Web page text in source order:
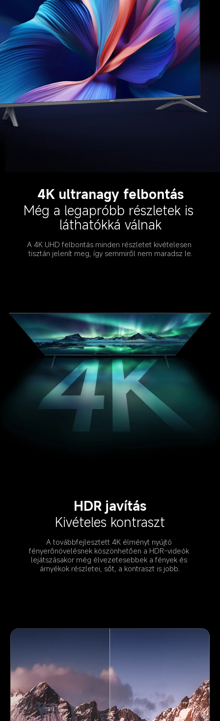
4K ultranagy felbontás
Még a legapróbb részletek is
láthatókká válnak
A 4K UHD felbontás minden részletet kivételesen
tisztán jelenít meg, így semmiről nem maradsz le.
HDR javítás
Kivételes kontraszt
A továbbfejlesztett 4K élményt nyújtó
fényerőnövelésnek köszönhetően a HDR-videók
lejátszásakor még élvezetesebbek a fények és
árnyékok részletei, sőt, a kontraszt is jobb.